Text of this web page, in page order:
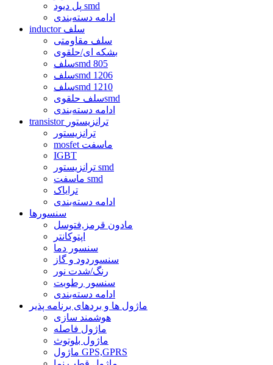
پل دیود smd
ادامه دسته‌بندی
inductor سلف
سلف مقاومتی
بشکه ای/حلقوی
سلفsmd 805
سلفsmd 1206
سلفsmd 1210
سلف حلقویsmd
ادامه دسته‌بندی
transistor ترانزیستور
ترانزیستور
mosfet ماسفت
IGBT
ترانزیستور smd
ماسفت smd
ترایاک
ادامه دسته‌بندی
سنسورها
مادون قرمز,فتوسل
اپتوکانتر
سنسور دما
سنسوردود و گاز
رنگ/شدت نور
سنسور رطوبت
ادامه دسته‌بندی
ماژول ها و بردهای برنامه پذیر
هوشمند سازی
ماژول فاصله
ماژول بلوتوث
ماژول GPS,GPRS